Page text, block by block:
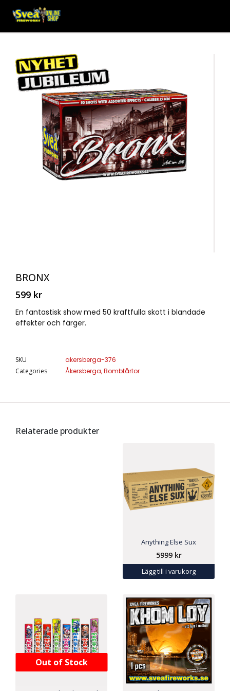
BRONX
599 kr
En fantastisk show med 50 kraftfulla skott i blandade
effekter och färger.
SKU
akersberga-376
Categories
Åkersberga,Bombtårtor
Relaterade produkter
Anything Else Sux
5999 kr
Lägg till i varukorg
Out of Stock